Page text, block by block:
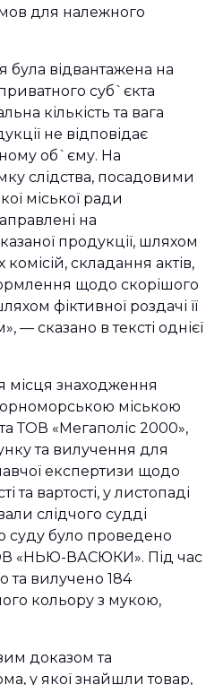
для належного
відвантажена на
суб`єкта
кількість та вага
не відповідає
об`єму. На
слідства, посадовими
міської ради
на
продукції, шляхом
складання актів,
щодо скорішого
фіктивної роздачі її
сказано в тексті однієї
місця знаходження
міською
ТОВ «Мегаполіс 2000»,
та вилучення для
експертизи щодо
та вартості, у листопаді
слідчого судді
суду було проведено
«НЬЮ-ВАСЮКИ». Під час
та вилучено 184
кольору з мукою,
доказом та
у якої знайшли товар,